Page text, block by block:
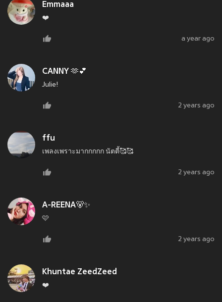
Emmaaa
❤️
a year ago
CANNY 🫶💕
Julie!
2 years ago
ffu
เพลงเพราะมากกกกก นัตตี้🥰🥰
2 years ago
A-REENA🐻✨
🩷
2 years ago
Khuntae ZeedZeed
❤️